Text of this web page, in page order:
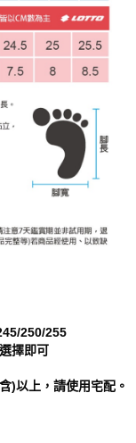
250/255
擇即可
)以上，請使用宅配。